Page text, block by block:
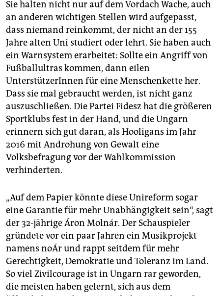
Sie halten nicht nur auf dem Vordach Wache, auch
an anderen wichtigen Stellen wird aufgepasst,
dass niemand reinkommt, der nicht an der 155
Jahre alten Uni studiert oder lehrt. Sie haben auch
ein Warnsystem erarbeitet: Sollte ein Angriff von
Fußballultras kommen, dann eilen
UnterstützerInnen für eine Menschenkette her.
Dass sie mal gebraucht werden, ist nicht ganz
auszuschließen. Die Partei Fidesz hat die größeren
Sportklubs fest in der Hand, und die Ungarn
erinnern sich gut daran, als Hooligans im Jahr
2016 mit Androhung von Gewalt eine
Volksbefragung vor der Wahlkommission
verhinderten.
„Auf dem Papier könnte diese Unireform sogar
eine Garantie für mehr Unabhängigkeit sein“, sagt
der 32-jährige Áron Molnár. Der Schauspieler
gründete vor ein paar Jahren ein Musikprojekt
namens noÁr und rappt seitdem für mehr
Gerechtigkeit, Demokratie und Toleranz im Land.
So viel Zivilcourage ist in Ungarn rar geworden,
die meisten haben gelernt, sich aus dem